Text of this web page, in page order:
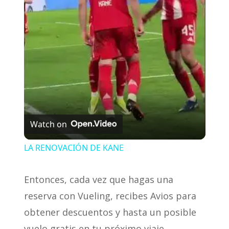
l
a
y
V
i
d
e
Watch on
LA RENOVACIÓN DE KANE
Entonces, cada vez que hagas una
reserva con Vueling, recibes Avios para
obtener descuentos y hasta un posible